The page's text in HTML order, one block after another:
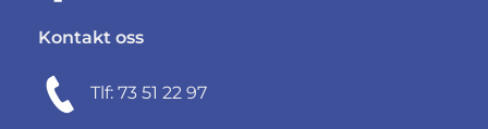
Kontakt oss
Tlf: 73 51 22 97